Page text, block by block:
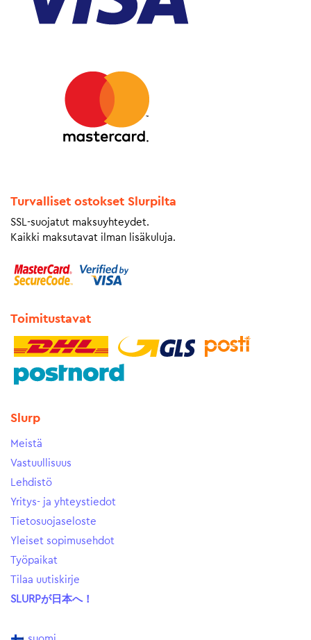
Turvalliset ostokset Slurpilta
SSL-suojatut maksuyhteydet.
Kaikki maksutavat ilman lisäkuluja.
Toimitustavat
Slurp
Meistä
Vastuullisuus
Lehdistö
Yritys- ja yhteystiedot
Tietosuojaseloste
Yleiset sopimusehdot
Työpaikat
Tilaa uutiskirje
SLURPが日本へ！